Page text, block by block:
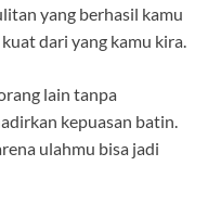
yang berhasil kamu
dari yang kamu kira.
lain tanpa
kepuasan batin.
ulahmu bisa jadi